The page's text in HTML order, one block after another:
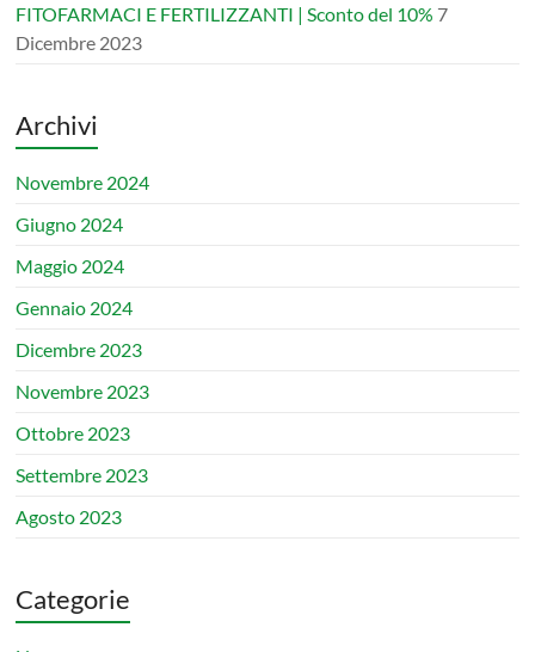
FITOFARMACI E FERTILIZZANTI | Sconto del 10% 7
Dicembre 2023
Archivi
Novembre 2024
Giugno 2024
Maggio 2024
Gennaio 2024
Dicembre 2023
Novembre 2023
Ottobre 2023
Settembre 2023
Agosto 2023
Categorie